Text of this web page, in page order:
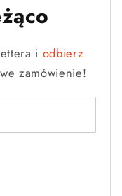
i odbierz
zamówienie!